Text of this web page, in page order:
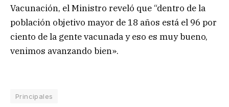
Vacunación, el Ministro reveló que “dentro de la
población objetivo mayor de 18 años está el 96 por
ciento de la gente vacunada y eso es muy bueno,
venimos avanzando bien».
Principales